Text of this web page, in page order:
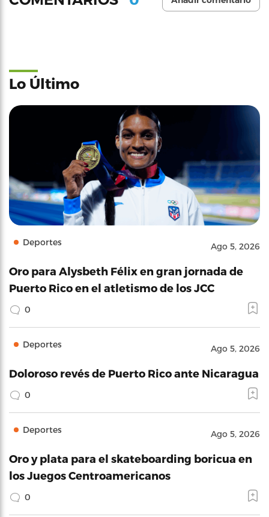
Lo Último
Deportes Ago 5, 2026
Oro para Alysbeth Félix en gran jornada de
Puerto Rico en el atletismo de los JCC
0
Deportes Ago 5, 2026
Doloroso revés de Puerto Rico ante Nicaragua
0
Deportes Ago 5, 2026
Oro y plata para el skateboarding boricua en
los Juegos Centroamericanos
0